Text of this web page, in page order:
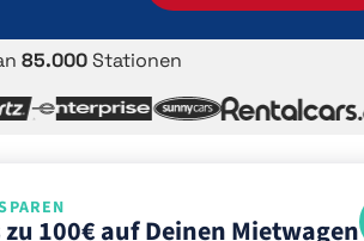
85.000Stationen
100€ auf Deinen Mietwagen